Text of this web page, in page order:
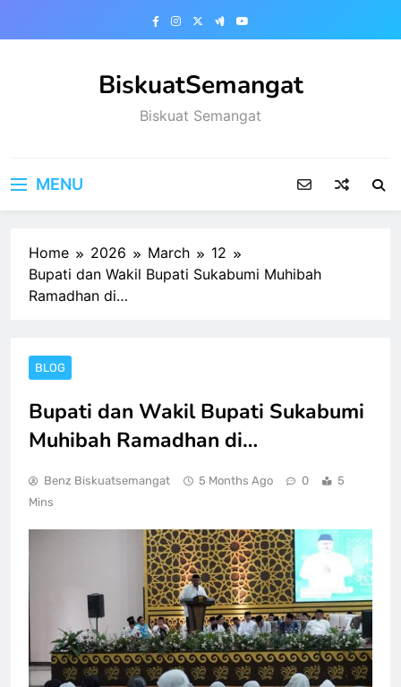
BiskuatSemangat
Biskuat Semangat
MENU
Home 2026 March
12
Bupati dan Wakil Bupati Sukabumi Muhibah
Ramadhan di…
BLOG
Bupati dan Wakil Bupati Sukabumi
Muhibah Ramadhan di…
Benz Biskuatsemangat 5 Months Ago 0
5
Mins